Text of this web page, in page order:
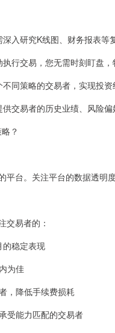
入研究K线图、财务报表等
行交易，您无需时刻盯盘，
同策略的交易者，实现投
交易者的历史业绩、风险偏
？
平台。关注平台的数据透明
交易者的：
的稳定表现
为佳
，降低手续费损耗
受能力匹配的交易者